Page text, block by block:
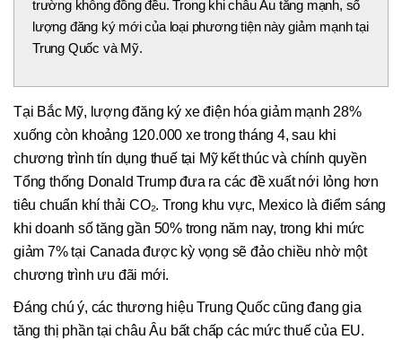
trường không đồng đều. Trong khi châu Âu tăng mạnh, số
lượng đăng ký mới của loại phương tiện này giảm mạnh tại
Trung Quốc và Mỹ.
Tại Bắc Mỹ, lượng đăng ký xe điện hóa giảm mạnh 28%
xuống còn khoảng 120.000 xe trong tháng 4, sau khi
chương trình tín dụng thuế tại Mỹ kết thúc và chính quyền
Tổng thống Donald Trump đưa ra các đề xuất nới lỏng hơn
tiêu chuẩn khí thải CO₂. Trong khu vực, Mexico là điểm sáng
khi doanh số tăng gần 50% trong năm nay, trong khi mức
giảm 7% tại Canada được kỳ vọng sẽ đảo chiều nhờ một
chương trình ưu đãi mới.
Đáng chú ý, các thương hiệu Trung Quốc cũng đang gia
tăng thị phần tại châu Âu bất chấp các mức thuế của EU.